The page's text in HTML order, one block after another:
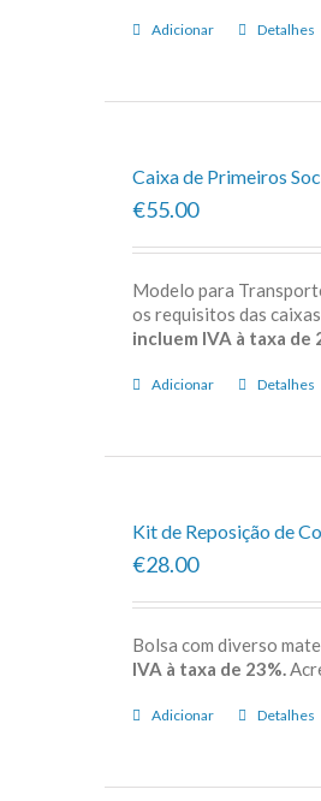
Adicionar Detalhes
Caixa de Primeiros
€55.00
Modelo para
os requisitos das
incluem IVA à taxa de
Adicionar Detalhes
Kit de Reposição de
€28.00
Bolsa com diverso
IVA à taxa de 23%.
Adicionar Detalhes